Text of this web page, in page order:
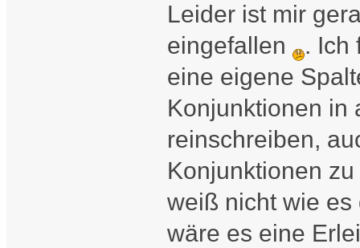
Leider ist mir
eingefallen
. Ich
eine eigene
Konjunktionen in
reinschreiben,
Konjunktionen
weiß nicht wie
wäre es eine